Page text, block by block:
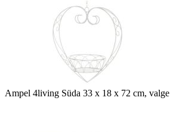
Ampel 4living Süda 33 x 18 x 72 cm, valge